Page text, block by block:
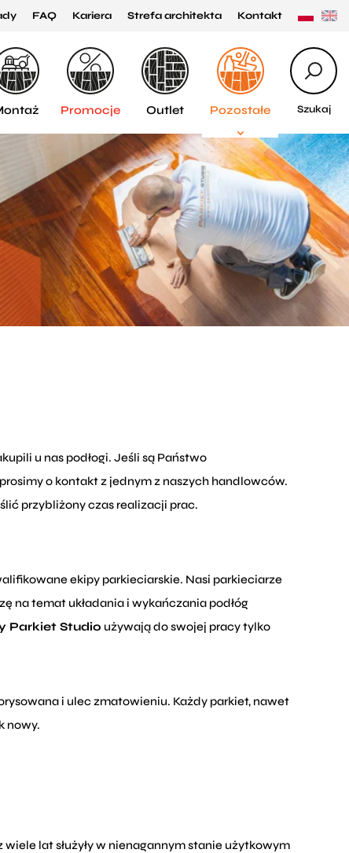
FAQ Kariera Strefa architekta Kontakt
Szukaj
Promocje Outlet Pozostałe
u nas podłogi. Jeśli są Państwo
o kontakt z jednym z naszych handlowców.
przybliżony czas realizacji prac.
ekipy parkieciarskie. Nasi parkieciarze
na temat układania i wykańczania podłóg
Parkiet Studio używają do swojej pracy tylko
i ulec zmatowieniu. Każdy parkiet, nawet
nowy.
lat służyły w nienagannym stanie użytkowym